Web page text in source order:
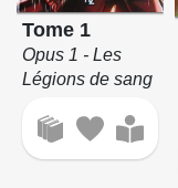
Tome 1
Opus 1 - Les
Légions de sang